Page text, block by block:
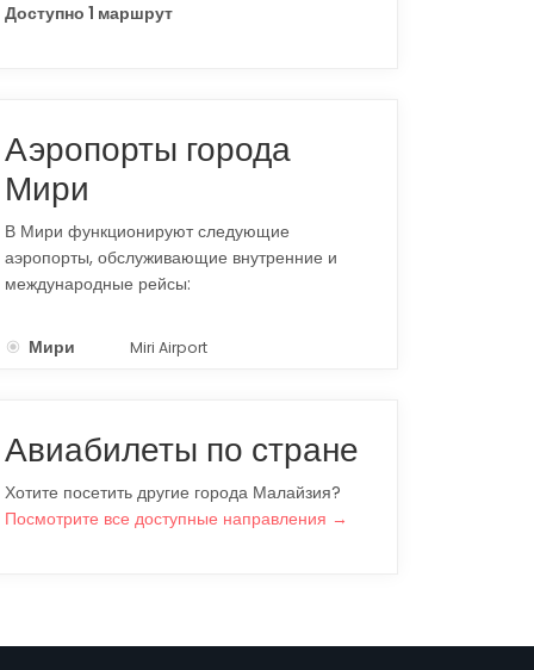
Доступно 1 маршрут
Аэропорты города
Мири
В Мири функционируют следующие
аэропорты, обслуживающие внутренние и
международные рейсы:
Мири Miri Airport
Авиабилеты по стране
Хотите посетить другие города Малайзия?
Посмотрите все доступные направления →